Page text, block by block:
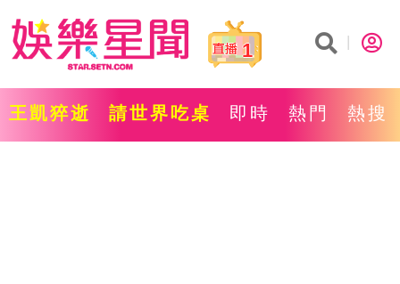
1
王凱猝逝 請世界吃桌 即時 熱門 熱搜